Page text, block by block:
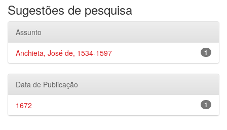
Sugestões de pesquisa
Assunto
1
Anchieta, José de, 1534-1597
Data de Publicação
1
1672